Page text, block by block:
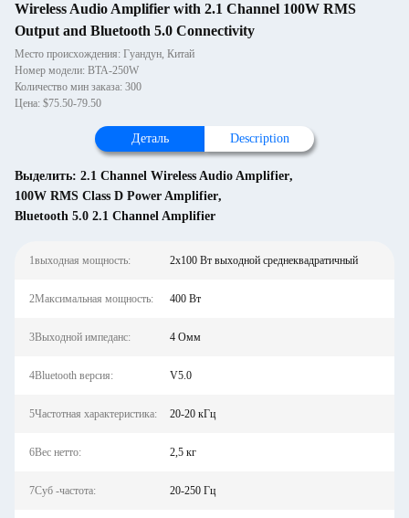
Wireless Audio Amplifier with 2.1 Channel 100W RMS
Output and Bluetooth 5.0 Connectivity
Место происхождения: Гуандун, Китай
Номер модели: BTA-250W
Количество мин заказа: 300
Цена: $75.50-79.50
Деталь Description
Выделить: 2.1 Channel Wireless Audio Amplifier,
100W RMS Class D Power Amplifier,
Bluetooth 5.0 2.1 Channel Amplifier
1выходная мощность: 2x100 Вт выходной среднеквадратичный
2Максимальная мощность: 400 Вт
3Выходной импеданс: 4 Омм
4Bluetooth версия: V5.0
5Частотная характеристика: 20-20 кГц
6Вес нетто: 2,5 кг
7Суб -частота: 20-250 Гц